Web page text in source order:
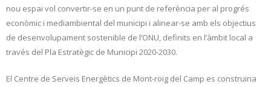
nou espai vol convertir-se en un punt de referència per al progrés
econòmic i mediambiental del municipi i alinear-se amb els objectius
de desenvolupament sostenible de l’ONU, definits en l’àmbit local a
través del Pla Estratègic de Municipi 2020-2030.
El Centre de Serveis Energètics de Mont-roig del Camp es construiria